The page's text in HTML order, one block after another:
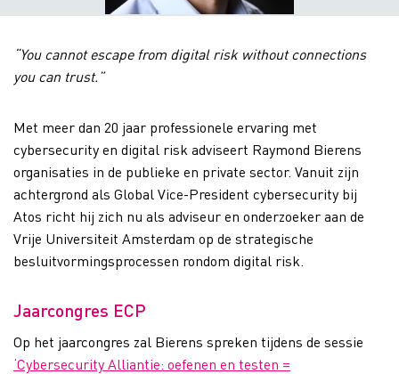
“You cannot escape from digital risk without connections
you can trust.”
Met meer dan 20 jaar professionele ervaring met
cybersecurity en digital risk adviseert Raymond Bierens
organisaties in de publieke en private sector. Vanuit zijn
achtergrond als Global Vice-President cybersecurity bij
Atos richt hij zich nu als adviseur en onderzoeker aan de
Vrije Universiteit Amsterdam op de strategische
besluitvormingsprocessen rondom digital risk.
Jaarcongres ECP
Op het jaarcongres zal Bierens spreken tijdens de sessie
‘Cybersecurity Alliantie: oefenen en testen =